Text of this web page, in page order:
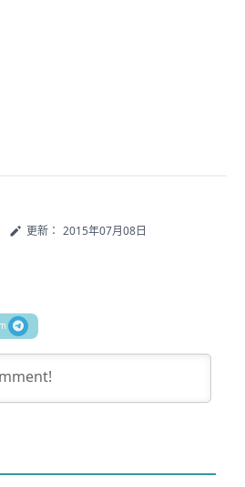
更新： 2015年07月08日